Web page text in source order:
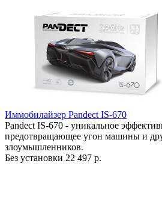
Иммобилайзер Pandect IS-670
Pandect IS-670 - уникальное
предотвращающее угон машины и
злоумышленников.
Без установки 22 497 р.